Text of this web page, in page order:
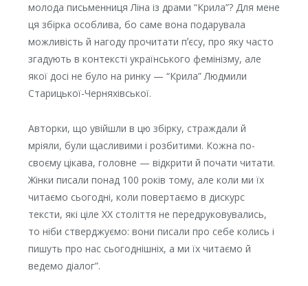
молода письменниця Ліна із драми “Крила”? Для мене
ця збірка особлива, бо саме вона подарувала
можливість й нагоду прочитати пʼєсу, про яку часто
згадують в контексті українського фемінізму, але
якої досі не було на ринку — “Крила” Людмили
Старицької-Черняхівської.
Авторки, що увійшли в цю збірку, страждали й
мріяли, були щасливими і розбитими. Кожна по-
своєму цікава, головне — відкрити й почати читати.
Жінки писали понад 100 років тому, але коли ми їх
читаємо сьогодні, коли повертаємо в дискурс
тексти, які ціле ХХ століття не передруковувались,
то ніби стверджуємо: вони писали про себе колись і
пишуть про нас сьогоднішніх, а ми їх читаємо й
ведемо діалог”.